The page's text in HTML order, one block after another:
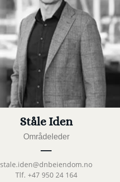
Ståle Iden
Områdeleder
stale.iden@dnbeiendom.no
Tlf. +47 950 24 164